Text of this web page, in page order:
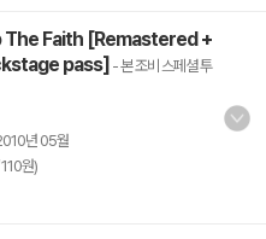
The Faith [Remastered +
pass] - 본 조비 스페셜 투
년 05월
원)